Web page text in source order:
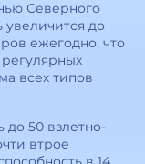
Северного
увеличится до
ежегодно, что
всех типов
до 50 взлетно-
втрое